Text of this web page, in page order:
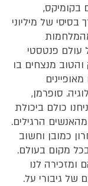
בקומיקס,
בסיסי של מיליוני
עולם פנטסטי
מנצחים בו
סופרמן,
כולם ביכולת
הרגילים.
כמובן וחשוב
מקום בעולם.
ומזכירה לנו
של גיבורי על.